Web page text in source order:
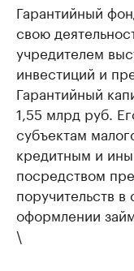
Гарантийный
свою
учредителем
инвестиций и
Гарантийный
1,55 млрд руб.
субъектам
кредитным и
посредством
поручительств в
оформлении
\